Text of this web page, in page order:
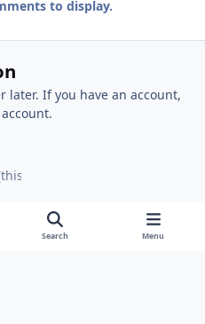
to display.
later. If you have an account,
Search Menu